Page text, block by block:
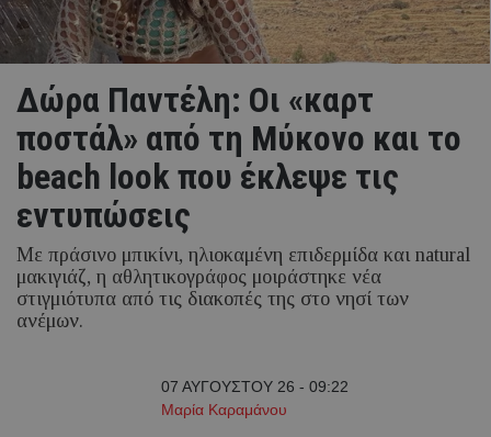
Δώρα Παντέλη: Οι «καρτ
ποστάλ» από τη Μύκονο και το
beach look που έκλεψε τις
εντυπώσεις
Με πράσινο μπικίνι, ηλιοκαμένη επιδερμίδα και natural
μακιγιάζ, η αθλητικογράφος μοιράστηκε νέα
στιγμιότυπα από τις διακοπές της στο νησί των
ανέμων.
07 ΑΥΓΟΥΣΤΟΥ 26 - 09:22
Μαρία Καραμάνου